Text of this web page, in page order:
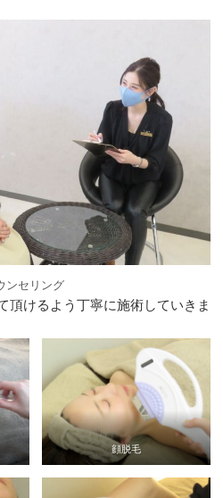
ンセリング
頂けるよう丁寧に施術していきま
顔脱毛